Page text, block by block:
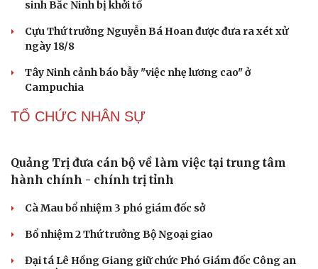
sinh Bắc Ninh bị khởi tố
Cựu Thứ trưởng Nguyễn Bá Hoan được đưa ra xét xử
ngày 18/8
Tây Ninh cảnh báo bẫy "việc nhẹ lương cao" ở
Campuchia
TỔ CHỨC NHÂN SỰ
Quảng Trị đưa cán bộ về làm việc tại trung tâm
hành chính - chính trị tỉnh
Cà Mau bổ nhiệm 3 phó giám đốc sở
Bổ nhiệm 2 Thứ trưởng Bộ Ngoại giao
Đại tá Lê Hồng Giang giữ chức Phó Giám đốc Công an